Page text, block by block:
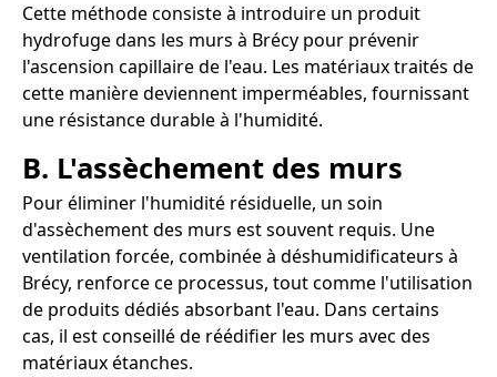
Cette méthode consiste à introduire un produit
hydrofuge dans les murs à Brécy pour prévenir
l'ascension capillaire de l'eau. Les matériaux traités de
cette manière deviennent imperméables, fournissant
une résistance durable à l'humidité.
B. L'assèchement des murs
Pour éliminer l'humidité résiduelle, un soin
d'assèchement des murs est souvent requis. Une
ventilation forcée, combinée à déshumidificateurs à
Brécy, renforce ce processus, tout comme l'utilisation
de produits dédiés absorbant l'eau. Dans certains
cas, il est conseillé de réédifier les murs avec des
matériaux étanches.